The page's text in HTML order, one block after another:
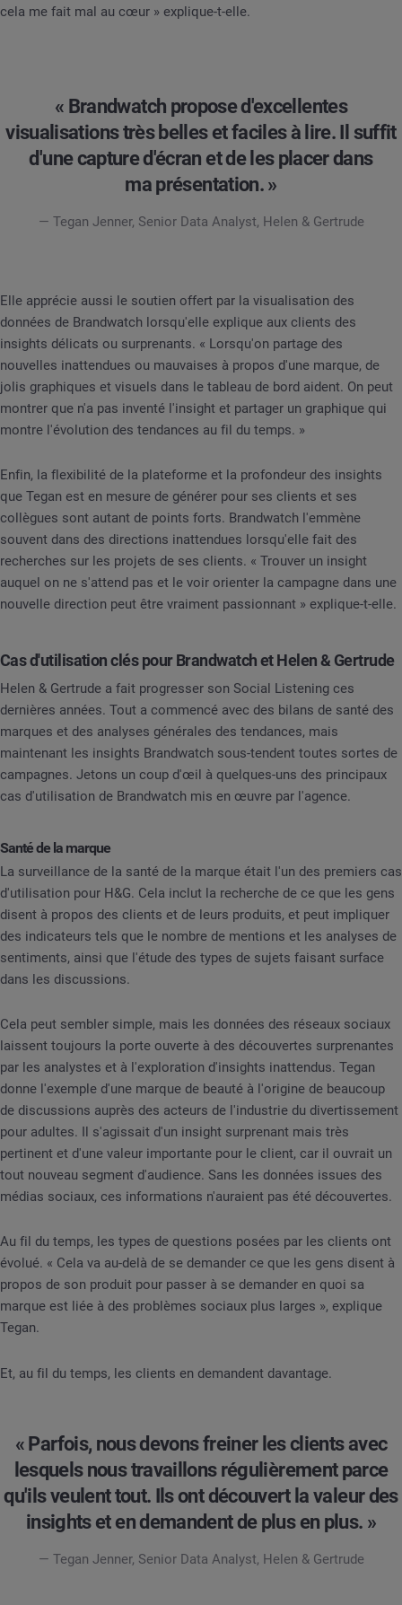
cela me fait mal au cœur » explique-t-elle.
« Brandwatch propose d'excellentes
visualisations très belles et faciles à lire. Il suffit
d'une capture d'écran et de les placer dans
ma présentation. »
— Tegan Jenner, Senior Data Analyst, Helen & Gertrude
Elle apprécie aussi le soutien offert par la visualisation des
données de Brandwatch lorsqu'elle explique aux clients des
insights délicats ou surprenants. « Lorsqu'on partage des
nouvelles inattendues ou mauvaises à propos d'une marque, de
jolis graphiques et visuels dans le tableau de bord aident. On peut
montrer que n'a pas inventé l'insight et partager un graphique qui
montre l'évolution des tendances au fil du temps. »
Enfin, la flexibilité de la plateforme et la profondeur des insights
que Tegan est en mesure de générer pour ses clients et ses
collègues sont autant de points forts. Brandwatch l'emmène
souvent dans des directions inattendues lorsqu'elle fait des
recherches sur les projets de ses clients. « Trouver un insight
auquel on ne s'attend pas et le voir orienter la campagne dans une
nouvelle direction peut être vraiment passionnant » explique-t-elle.
Cas d'utilisation clés pour Brandwatch et Helen & Gertrude
Helen & Gertrude a fait progresser son Social Listening ces
dernières années. Tout a commencé avec des bilans de santé des
marques et des analyses générales des tendances, mais
maintenant les insights Brandwatch sous-tendent toutes sortes de
campagnes. Jetons un coup d'œil à quelques-uns des principaux
cas d'utilisation de Brandwatch mis en œuvre par l'agence.
Santé de la marque
La surveillance de la santé de la marque était l'un des premiers cas
d'utilisation pour H&G. Cela inclut la recherche de ce que les gens
disent à propos des clients et de leurs produits, et peut impliquer
des indicateurs tels que le nombre de mentions et les analyses de
sentiments, ainsi que l'étude des types de sujets faisant surface
dans les discussions.
Cela peut sembler simple, mais les données des réseaux sociaux
laissent toujours la porte ouverte à des découvertes surprenantes
par les analystes et à l'exploration d'insights inattendus. Tegan
donne l'exemple d'une marque de beauté à l'origine de beaucoup
de discussions auprès des acteurs de l'industrie du divertissement
pour adultes. Il s'agissait d'un insight surprenant mais très
pertinent et d'une valeur importante pour le client, car il ouvrait un
tout nouveau segment d'audience. Sans les données issues des
médias sociaux, ces informations n'auraient pas été découvertes.
Au fil du temps, les types de questions posées par les clients ont
évolué. « Cela va au-delà de se demander ce que les gens disent à
propos de son produit pour passer à se demander en quoi sa
marque est liée à des problèmes sociaux plus larges », explique
Tegan.
Et, au fil du temps, les clients en demandent davantage.
« Parfois, nous devons freiner les clients avec
lesquels nous travaillons régulièrement parce
qu'ils veulent tout. Ils ont découvert la valeur des
insights et en demandent de plus en plus. »
— Tegan Jenner, Senior Data Analyst, Helen & Gertrude